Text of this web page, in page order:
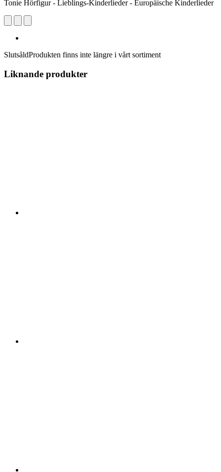
Tonie Hörfigur - Lieblings-Kinderlieder - Europäische Kinderlieder
SlutsåldProdukten finns inte längre i vårt sortiment
Liknande produkter